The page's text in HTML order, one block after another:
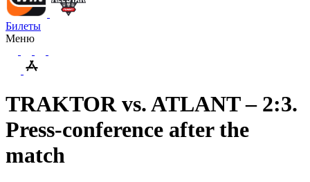
Билеты
Меню
TRAKTOR vs. ATLANT – 2:3.
Press-conference after the
match